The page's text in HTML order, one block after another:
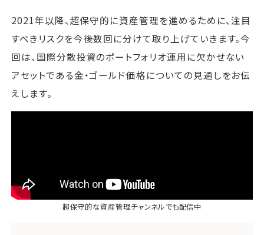
2021年以降、超保守的に資産管理を進めるために、注目
すべきリスクを今後数回に分けて取り上げていきます。今
回は、国際分散投資のポートフォリオ運用に欠かせない
アセットである金・ゴールド価格についての見通しをお伝
えします。
超保守的な資産管理チャンネルでも配信中